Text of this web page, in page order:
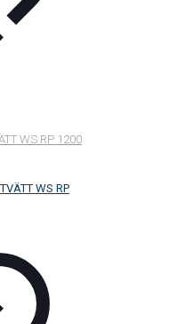
WS RP 1200